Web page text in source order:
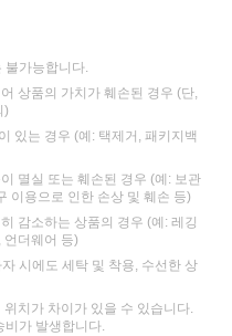
불가능합니다.
상품의 가치가 훼손된 경우 (단,
)
있는 경우 (예: 택제거, 패키지백
멸실 또는 훼손된 경우 (예: 보관
이용으로 인한 손상 및 훼손 등)
감소하는 상품의 경우 (예: 레깅
언더웨어 등)
시에도 세탁 및 착용, 수선한 상
치가 차이가 있을 수 있습니다.
비가 발생합니다.